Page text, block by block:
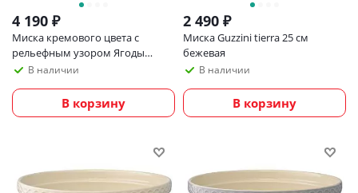
4 190 ₽
Миска кремового цвета с
рельефным узором Ягоды
Тайги из коллекции russian
В наличии
В корзину
2 490 ₽
Миска Guzzini tierra 25 см
бежевая
В наличии
В корзину